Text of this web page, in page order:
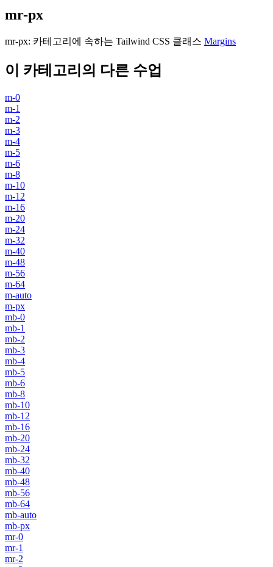
mr-px
mr-px: 카테고리에 속하는 Tailwind CSS 클래스 Margins
이 카테고리의 다른 수업
m-0
m-1
m-2
m-3
m-4
m-5
m-6
m-8
m-10
m-12
m-16
m-20
m-24
m-32
m-40
m-48
m-56
m-64
m-auto
m-px
mb-0
mb-1
mb-2
mb-3
mb-4
mb-5
mb-6
mb-8
mb-10
mb-12
mb-16
mb-20
mb-24
mb-32
mb-40
mb-48
mb-56
mb-64
mb-auto
mb-px
mr-0
mr-1
mr-2